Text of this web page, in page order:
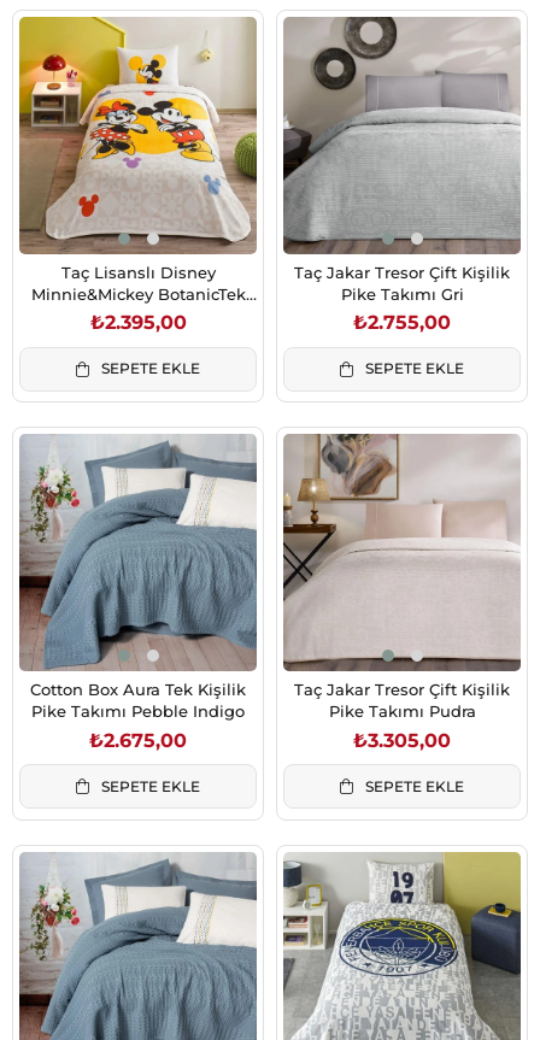
Taç Lisanslı Disney
Minnie&Mickey BotanicTek
Kişilik Pamuk Pike Takımı
₺2.395,00
SEPETE EKLE
Taç Jakar Tresor Çift Kişilik
Pike Takımı Gri
₺2.755,00
SEPETE EKLE
Cotton Box Aura Tek Kişilik
Pike Takımı Pebble Indigo
₺2.675,00
SEPETE EKLE
Taç Jakar Tresor Çift Kişilik
Pike Takımı Pudra
₺3.305,00
SEPETE EKLE